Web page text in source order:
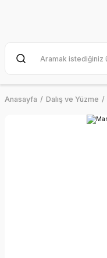
Anasayfa Dalış ve Yüzme